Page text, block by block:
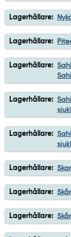
Lagerhållare:
Lagerhållare:
Lagerhållare:
Lagerhållare:
Lagerhållare:
Lagerhållare:
Lagerhållare:
Lagerhållare: